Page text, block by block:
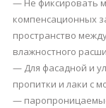
— Не фиксировать
компенсационных
пространство
влажностного
— Для фасадной и
пропитки и лаки с
—